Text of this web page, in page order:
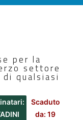
per la
settore
qualsiasi
Scaduto
da: 19